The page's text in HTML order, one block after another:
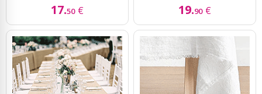
17.50 € 19.90 €